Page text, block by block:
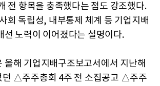
전 항목을 충족했다는 점도 강조했다.
회 독립성, 내부통제 체계 등 기업지배
선 노력이 이어졌다는 설명이다.
올해 기업지배구조보고서에서 지난해
던 △주주총회 4주 전 소집공고 △주주